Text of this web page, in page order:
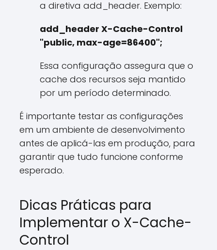
a diretiva add_header. Exemplo:
add_header X-Cache-Control
"public, max-age=86400";
Essa configuração assegura que o
cache dos recursos seja mantido
por um período determinado.
É importante testar as configurações
em um ambiente de desenvolvimento
antes de aplicá-las em produção, para
garantir que tudo funcione conforme
esperado.
Dicas Práticas para
Implementar o X-Cache-
Control